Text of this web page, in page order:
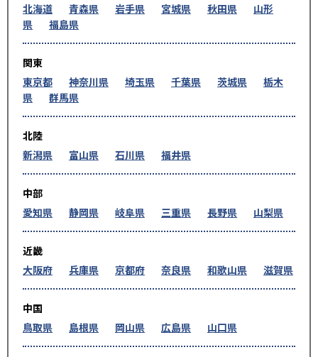
北海道
青森県 岩手県 宮城県 秋田県
山形
県
福島県
関東
東京都
神奈川県 埼玉県 千葉県 茨城県
栃木
県
群馬県
北陸
新潟県
富山県 石川県 福井県
中部
愛知県
静岡県 岐阜県 三重県 長野県 山梨県
近畿
大阪府
兵庫県 京都府 奈良県 和歌山県 滋賀県
中国
鳥取県
島根県 岡山県 広島県 山口県